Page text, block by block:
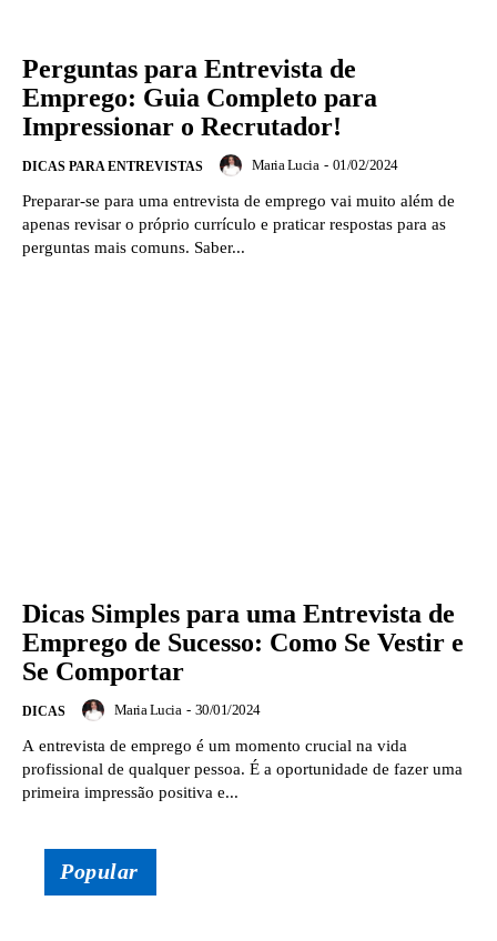
Perguntas para Entrevista de
Emprego: Guia Completo para
Impressionar o Recrutador!
DICAS PARA ENTREVISTAS Maria Lucia - 01/02/2024
Preparar-se para uma entrevista de emprego vai muito além de
apenas revisar o próprio currículo e praticar respostas para as
perguntas mais comuns. Saber...
Dicas Simples para uma Entrevista de
Emprego de Sucesso: Como Se Vestir e
Se Comportar
DICAS Maria Lucia - 30/01/2024
A entrevista de emprego é um momento crucial na vida
profissional de qualquer pessoa. É a oportunidade de fazer uma
primeira impressão positiva e...
Popular